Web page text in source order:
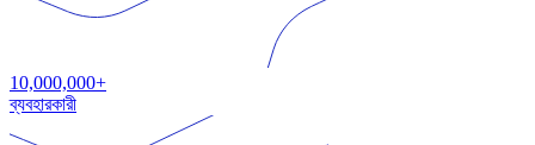
10,000,000+
ব্যবহারকারী